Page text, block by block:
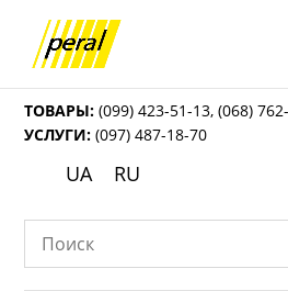
ТОВАРЫ: (099) 423-51-13,(068)
УСЛУГИ: (097) 487-18-70
UA RU